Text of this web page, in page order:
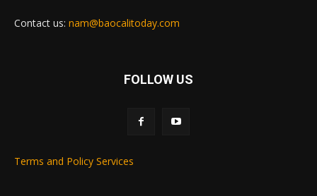
Contact us: nam@baocalitoday.com
FOLLOW US
Terms and Policy Services